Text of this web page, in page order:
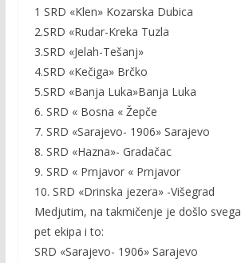
1 SRD «Klen» Kozarska Dubica
2.SRD «Rudar-Kreka Tuzla
3.SRD «Jelah-Tešanj»
4.SRD «Kečiga» Brčko
5.SRD «Banja Luka»Banja Luka
6. SRD « Bosna « Žepče
7. SRD «Sarajevo- 1906» Sarajevo
8. SRD «Hazna»- Gradačac
9. SRD « Prnjavor « Prnjavor
10. SRD «Drinska jezera» -Višegrad
Medjutim, na takmičenje je došlo svega
pet ekipa i to:
SRD «Sarajevo- 1906» Sarajevo